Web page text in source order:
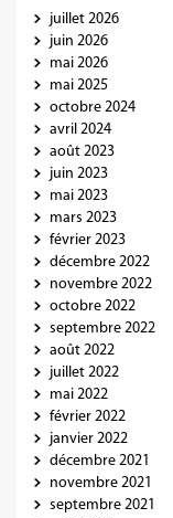
juillet 2026
juin 2026
mai 2026
mai 2025
octobre 2024
avril 2024
août 2023
juin 2023
mai 2023
mars 2023
février 2023
décembre 2022
novembre 2022
octobre 2022
septembre 2022
août 2022
juillet 2022
mai 2022
février 2022
janvier 2022
décembre 2021
novembre 2021
septembre 2021